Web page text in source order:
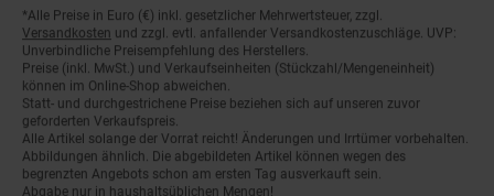
Fußnoten
*Alle Preise in Euro (€) inkl. gesetzlicher Mehrwertsteuer, zzgl.
Versandkosten und zzgl. evtl. anfallender Versandkostenzuschläge. UVP:
Unverbindliche Preisempfehlung des Herstellers.
Preise (inkl. MwSt.) und Verkaufseinheiten (Stückzahl/Mengeneinheit)
können im Online-Shop abweichen.
Statt- und durchgestrichene Preise beziehen sich auf unseren zuvor
geforderten Verkaufspreis.
Alle Artikel solange der Vorrat reicht! Änderungen und Irrtümer vorbehalten.
Abbildungen ähnlich. Die abgebildeten Artikel können wegen des
begrenzten Angebots schon am ersten Tag ausverkauft sein.
Abgabe nur in haushaltsüblichen Mengen!